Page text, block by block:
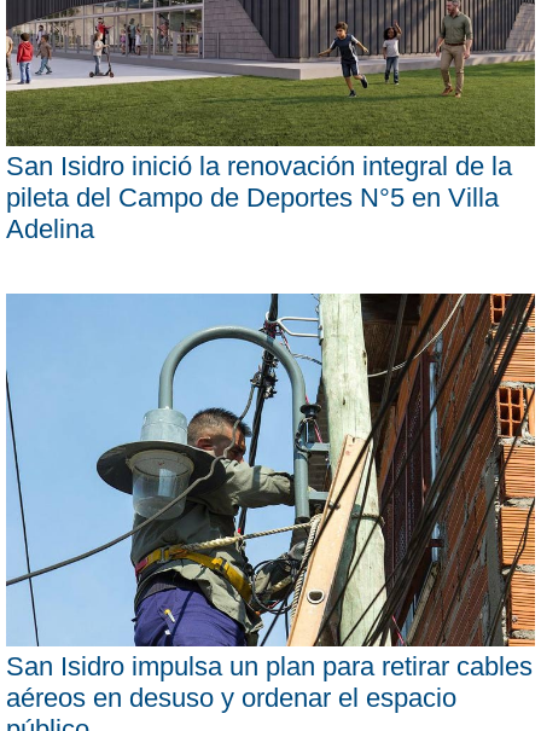
San Isidro inició la renovación integral de la
pileta del Campo de Deportes N°5 en Villa
Adelina
San Isidro impulsa un plan para retirar cables
aéreos en desuso y ordenar el espacio